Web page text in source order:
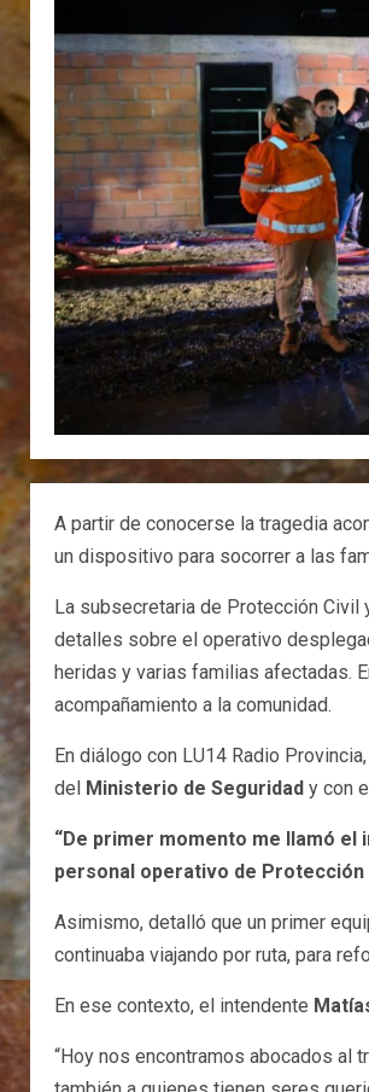
A partir de conocerse la tragedia
un dispositivo para socorrer a las
La subsecretaria de Protección Civil
detalles sobre el operativo
heridas y varias familias afectadas.
acompañamiento a la comunidad.
En diálogo con LU14 Radio Provincia,
del Ministerio de Seguridad y con
“De primer momento me llamó
personal operativo de Protección
Asimismo, detalló que un primer
continuaba viajando por ruta, para
En ese contexto, el intendente
“Hoy nos encontramos abocados al